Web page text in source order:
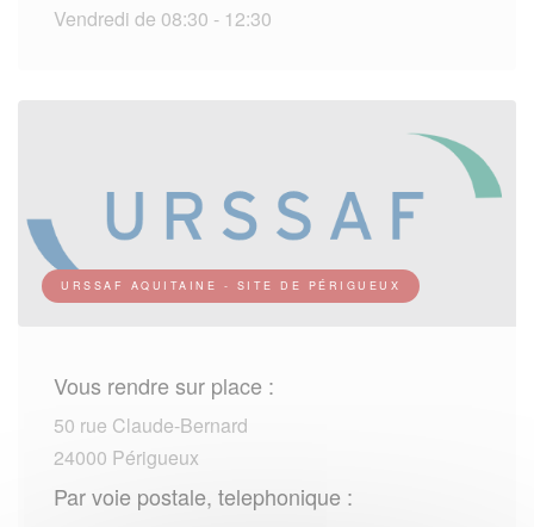
Vendredi de 08:30 - 12:30
URSSAF AQUITAINE - SITE DE PÉRIGUEUX
Vous rendre sur place :
50 rue Claude-Bernard
24000 Périgueux
Par voie postale, telephonique :